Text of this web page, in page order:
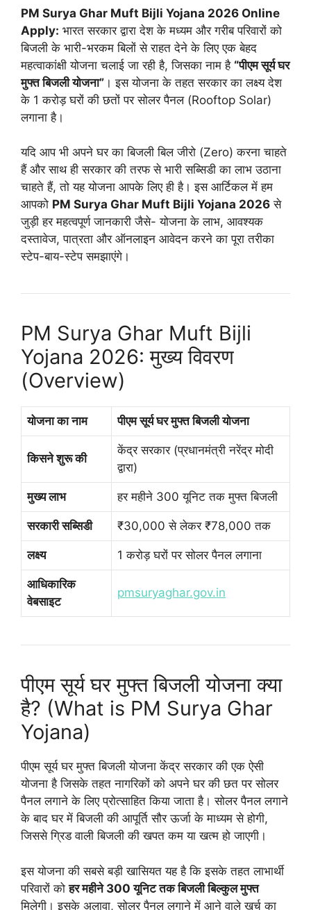
PM Surya Ghar Muft Bijli Yojana 2026 Online
Apply: भारत सरकार द्वारा देश के मध्यम और गरीब परिवारों को
बिजली के भारी-भरकम बिलों से राहत देने के लिए एक बेहद
महत्वाकांक्षी योजना चलाई जा रही है, जिसका नाम है “पीएम सूर्य घर
मुफ्त बिजली योजना” । इस योजना के तहत सरकार का लक्ष्य देश
के 1 करोड़ घरों की छतों पर सोलर पैनल (Rooftop Solar)
लगाना है।
यदि आप भी अपने घर का बिजली बिल जीरो (Zero) करना चाहते
हैं और साथ ही सरकार की तरफ से भारी सब्सिडी का लाभ उठाना
चाहते हैं, तो यह योजना आपके लिए ही है। इस आर्टिकल में हम
आपको PM Surya Ghar Muft Bijli Yojana 2026 से
जुड़ी हर महत्वपूर्ण जानकारी जैसे- योजना के लाभ, आवश्यक
दस्तावेज, पात्रता और ऑनलाइन आवेदन करने का पूरा तरीका
स्टेप-बाय-स्टेप समझाएंगे।
PM Surya Ghar Muft Bijli
Yojana 2026: मुख्य विवरण
(Overview)
योजना का नाम पीएम सूर्य घर मुफ्त बिजली योजना
किसने शुरू की
केंद्र सरकार (प्रधानमंत्री नरेंद्र मोदी
द्वारा)
मुख्य लाभ हर महीने 300 यूनिट तक मुफ्त बिजली
सरकारी सब्सिडी ₹30,000 से लेकर ₹78,000 तक
लक्ष्य 1 करोड़ घरों पर सोलर पैनल लगाना
आधिकारिक
वेबसाइट
pmsuryaghar.gov.in
पीएम सूर्य घर मुफ्त बिजली योजना क्या
है? (What is PM Surya Ghar
Yojana)
पीएम सूर्य घर मुफ्त बिजली योजना केंद्र सरकार की एक ऐसी
योजना है जिसके तहत नागरिकों को अपने घर की छत पर सोलर
पैनल लगाने के लिए प्रोत्साहित किया जाता है। सोलर पैनल लगाने
के बाद घर में बिजली की आपूर्ति सौर ऊर्जा के माध्यम से होगी,
जिससे ग्रिड वाली बिजली की खपत कम या खत्म हो जाएगी।
इस योजना की सबसे बड़ी खासियत यह है कि इसके तहत लाभार्थी
परिवारों कोहर महीने 300 यूनिट तक बिजली बिल्कुल मुफ्त
मिलेगी। इसके अलावा, सोलर पैनल लगाने में आने वाले खर्च का